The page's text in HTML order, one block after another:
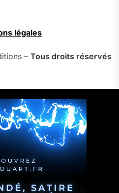
légales
– Tous droits réservés